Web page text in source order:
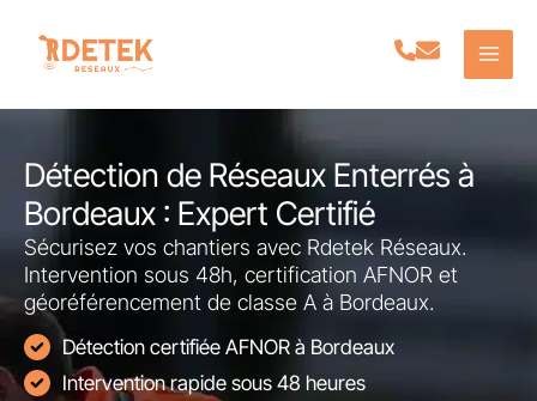
contenu
Détection de Réseaux Enterrés à
Bordeaux : Expert Certifié
Sécurisez vos chantiers avec Rdetek Réseaux.
Intervention sous 48h, certification AFNOR et
géoréférencement de classe A à Bordeaux.
Détection certifiée AFNOR à Bordeaux
Intervention rapide sous 48 heures